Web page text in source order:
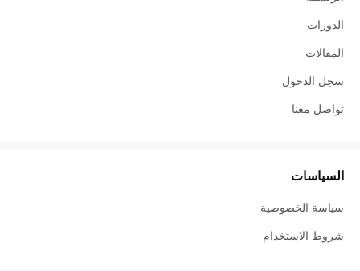
الدورات
المقالات
سجل الدخول
تواصل معنا
السياسات
سياسة الخصوصية
شروط الاستخدام